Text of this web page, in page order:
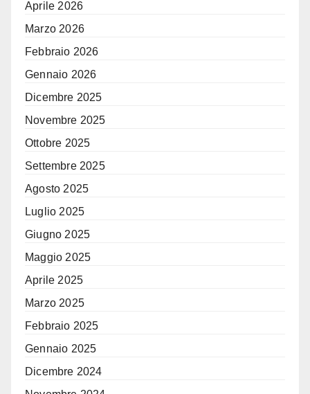
Aprile 2026
Marzo 2026
Febbraio 2026
Gennaio 2026
Dicembre 2025
Novembre 2025
Ottobre 2025
Settembre 2025
Agosto 2025
Luglio 2025
Giugno 2025
Maggio 2025
Aprile 2025
Marzo 2025
Febbraio 2025
Gennaio 2025
Dicembre 2024